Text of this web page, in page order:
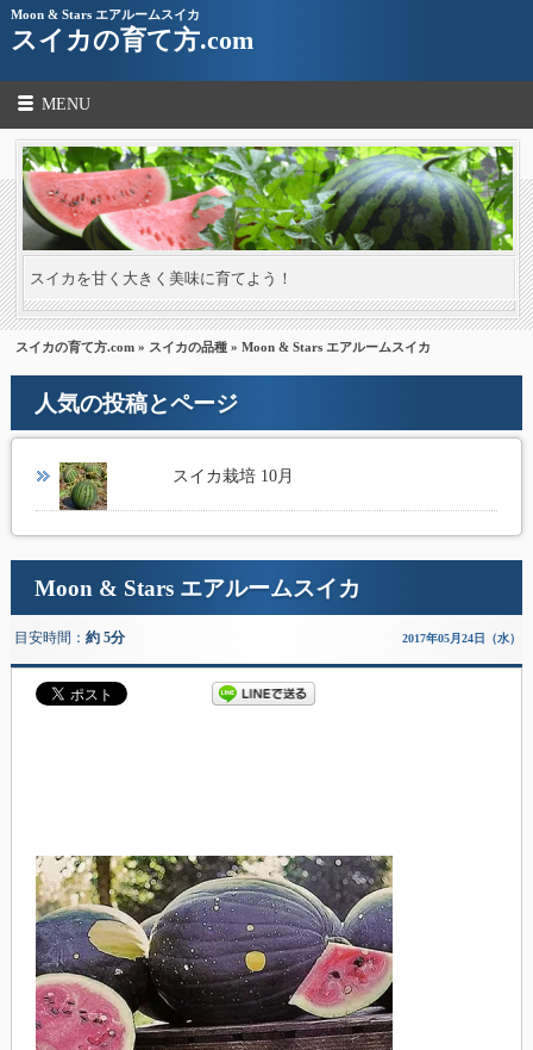
Moon & Stars エアルームスイカ
スイカの育て方.com
MENU
スイカを甘く大きく美味に育てよう！
スイカの育て方.com » スイカの品種 » Moon & Stars エアルームスイカ
人気の投稿とページ
スイカ栽培 10月
Moon & Stars エアルームスイカ
目安時間： 約 5分 2017年05月24日（水）